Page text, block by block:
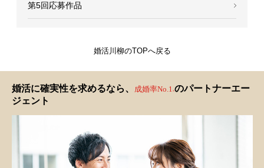
第5回応募作品
婚活川柳のTOPへ戻る
婚活に確実性を求めるなら、 成婚率No.1 ※のパートナーエー
ジェント